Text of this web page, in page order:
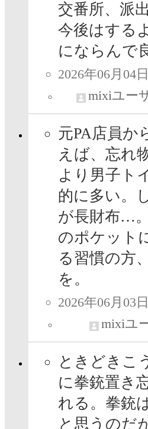
交番所、派
今後はする
にならんで
2026年06月04
mixiユー
元PA店員か
えば、忘れ
より男子ト
的に多い。
が長財布…
のポケット
る習慣の方
を。
2026年06月03
mixiユ
ときどきこ
に拳銃置き
れる。拳銃
と思うのだ